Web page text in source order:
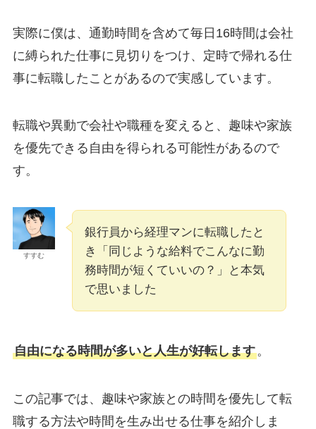
実際に僕は、通勤時間を含めて毎日16時間は会社
に縛られた仕事に見切りをつけ、定時で帰れる仕
事に転職したことがあるので実感しています。
転職や異動で会社や職種を変えると、趣味や家族
を優先できる自由を得られる可能性があるので
す。
すすむ
銀行員から経理マンに転職したと
き「同じような給料でこんなに勤
務時間が短くていいの？」と本気
で思いました
自由になる時間が多いと人生が好転します。
この記事では、趣味や家族との時間を優先して転
職する方法や時間を生み出せる仕事を紹介しま